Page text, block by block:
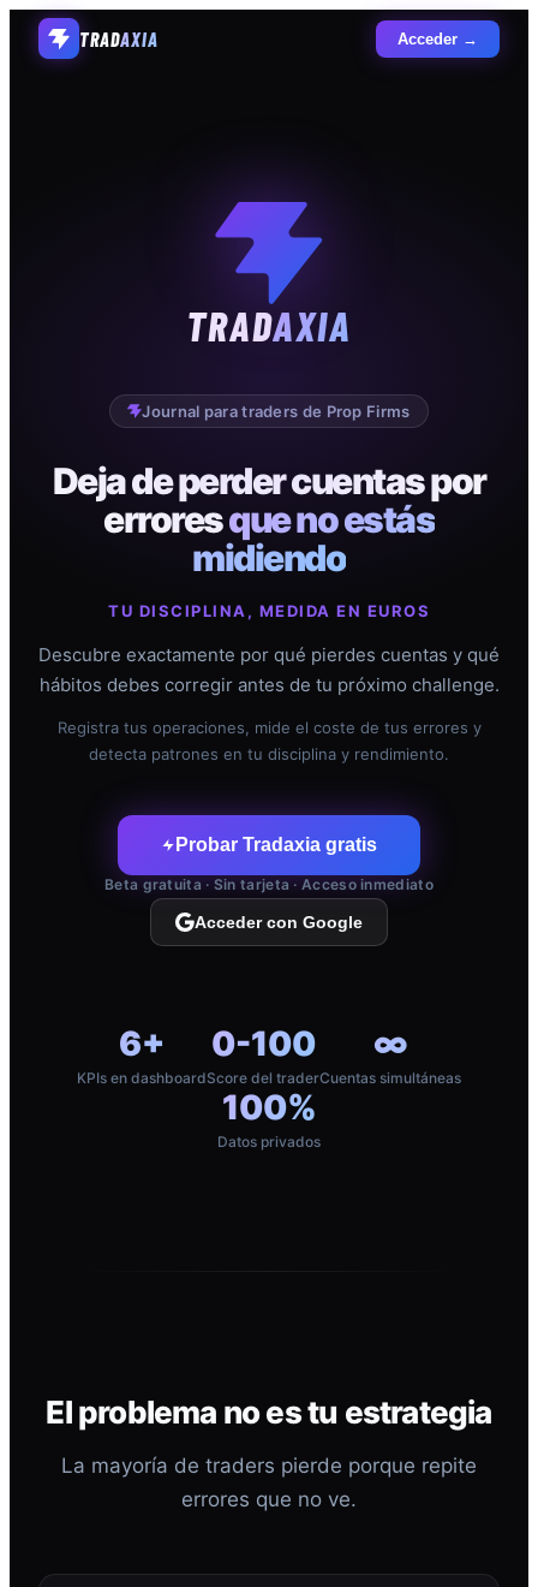
TRADAXIA Acceder →
TRADAXIA
Journal para traders de Prop Firms
Deja de perder cuentas por
erroresque no estás
midiendo
TU DISCIPLINA, MEDIDA EN EUROS
Descubre exactamente por qué pierdes cuentas y qué
hábitos debes corregir antes de tu próximo challenge.
Registra tus operaciones, mide el coste de tus errores y
detecta patrones en tu disciplina y rendimiento.
Probar Tradaxia gratis
Beta gratuita · Sin tarjeta · Acceso inmediato
Acceder con Google
6+
KPIs en dashboard
0-100
Score del trader
∞
Cuentas simultáneas
100%
Datos privados
El problema no es tu estrategia
La mayoría de traders pierde porque repite
errores que no ve.